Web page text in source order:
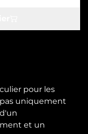
pour les
uniquement
et un